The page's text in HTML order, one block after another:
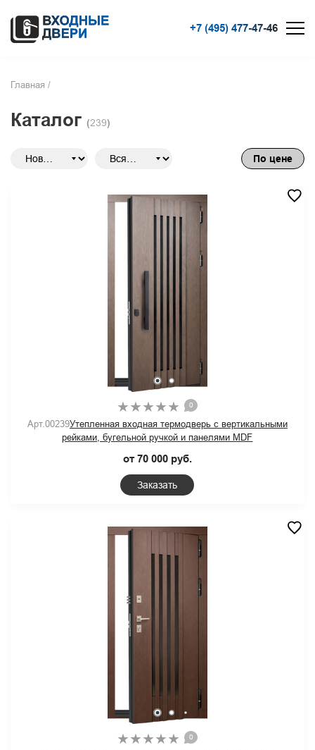
+7 (495) 477-47-46
Главная /
Каталог (239)
По цене
0
Арт.00239Утепленная входная термодверь с вертикальными
рейками, бугельной ручкой и панелями MDF
от 70 000 руб.
Заказать
0